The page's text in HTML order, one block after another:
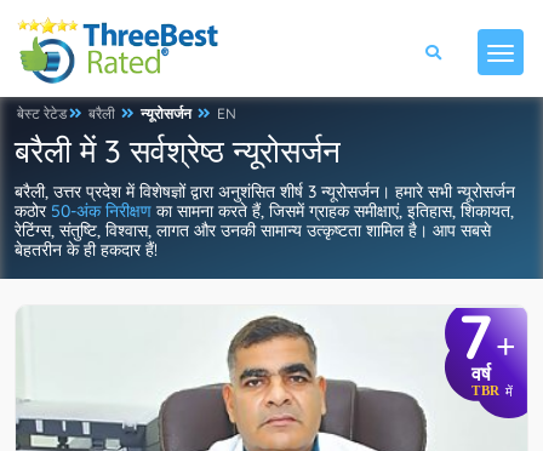
बेस्ट रेटेड बरैली न्यूरोसर्जन EN
बरैली में 3 सर्वश्रेष्ठ न्यूरोसर्जन
बरैली, उत्तर प्रदेश में विशेषज्ञों द्वारा अनुशंसित शीर्ष 3 न्यूरोसर्जन। हमारे सभी न्यूरोसर्जन
कठोर 50-अंक निरीक्षण का सामना करते हैं, जिसमें ग्राहक समीक्षाएं, इतिहास, शिकायत,
रेटिंग्स, संतुष्टि, विश्वास, लागत और उनकी सामान्य उत्कृष्टता शामिल है। आप सबसे
बेहतरीन के ही हकदार हैं!
7+
वर्ष
TBR में